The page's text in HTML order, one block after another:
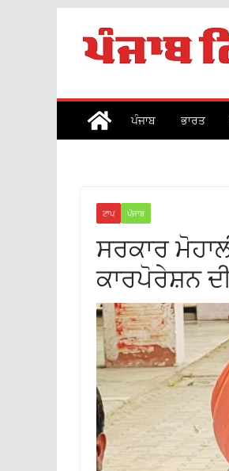
content
ਪੰਜਾਬ ਭਾਰਤ
ਟਾਪ ਪੰਜਾਬ
ਸਰਕਾਰ
ਕਾਰਪੋਰੇਸ਼ਨ